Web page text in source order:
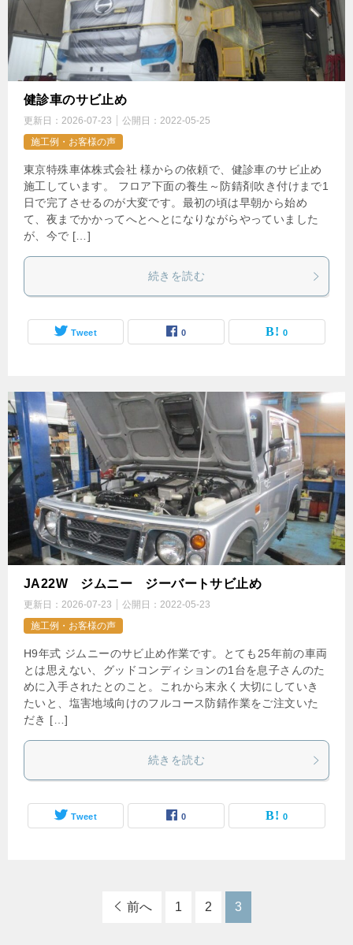
健診車のサビ止め
更新日： 2026-07-23 公開日： 2022-05-25
施工例・お客様の声
東京特殊車体株式会社 様からの依頼で、健診車のサビ止め
施工しています。 フロア下面の養生～防錆剤吹き付けまで1
日で完了させるのが大変です。最初の頃は早朝から始め
て、夜までかかってへとへとになりながらやっていました
が、今で […]
続きを読む
Tweet 0 0
JA22W ジムニー ジーバートサビ止め
更新日： 2026-07-23 公開日： 2022-05-23
施工例・お客様の声
H9年式 ジムニーのサビ止め作業です。とても25年前の車両
とは思えない、グッドコンディションの1台を息子さんのた
めに入手されたとのこと。これから末永く大切にしていき
たいと、塩害地域向けのフルコース防錆作業をご注文いた
だき […]
続きを読む
Tweet 0 0
前へ 1 2 3